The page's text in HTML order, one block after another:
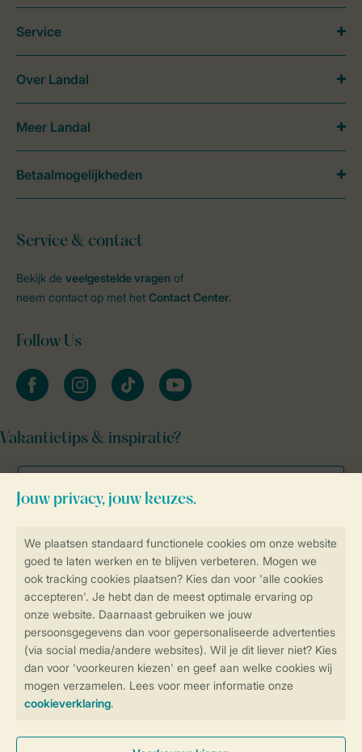
Controle over jouw gegevens &
Veilig en snel online boeken
Veilige gegevensoverdracht
Veilige betaling
Service & contact
Bekijk de veelgestelde vragen of
neem contact op met het Contact Center.
Follow Us
facebookinstagramtiktok youtube
Vakantietips & inspiratie?
Service
Over Landal
Meer Landal
Betaalmogelijkheden